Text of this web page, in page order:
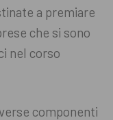
a premiare
che si sono
nel corso
componenti